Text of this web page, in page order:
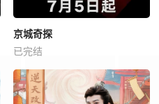
京城奇探
已完结